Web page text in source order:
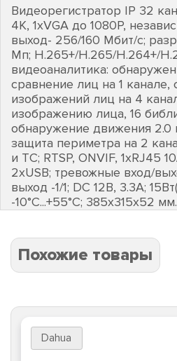
Видеорегистратор IP 32
4K, 1хVGA до 1080Р,
выход- 256/160 Мбит/с;
Мп; H.265+/H.265/H.264+/
видеоаналитика:
сравнение лиц на 1 канале,
изображений лиц на 4
изображению лица, 16
обнаружение движения 2.0
защита периметра на 2
и ТС; RTSP, ONVIF, 1хRJ45
2хUSB; тревожные вход/
выход -1/1; DC 12В, 3.3А;
-10°C...+55°C; 385х315х52 мм.
Похожие товары
Dahua